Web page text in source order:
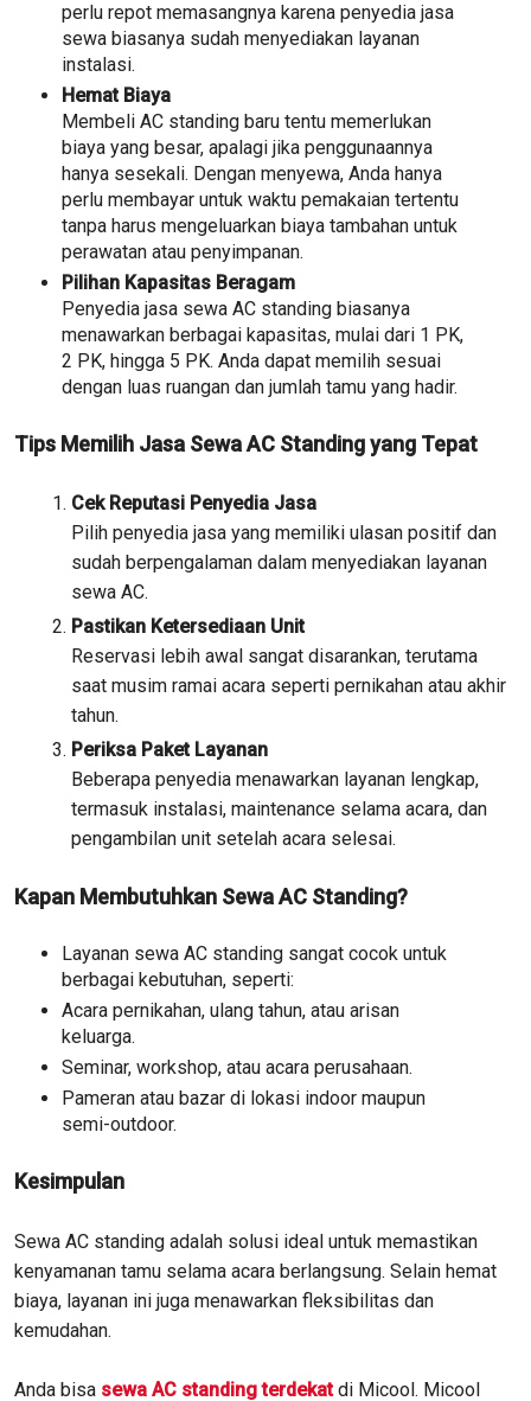
perlu repot memasangnya karena penyedia jasa
sewa biasanya sudah menyediakan layanan
instalasi.
Hemat Biaya
Membeli AC standing baru tentu memerlukan
biaya yang besar, apalagi jika penggunaannya
hanya sesekali. Dengan menyewa, Anda hanya
perlu membayar untuk waktu pemakaian tertentu
tanpa harus mengeluarkan biaya tambahan untuk
perawatan atau penyimpanan.
Pilihan Kapasitas Beragam
Penyedia jasa sewa AC standing biasanya
menawarkan berbagai kapasitas, mulai dari 1 PK,
2 PK, hingga 5 PK. Anda dapat memilih sesuai
dengan luas ruangan dan jumlah tamu yang hadir.
Tips Memilih Jasa Sewa AC Standing yang Tepat
Cek Reputasi Penyedia Jasa
Pilih penyedia jasa yang memiliki ulasan positif dan
sudah berpengalaman dalam menyediakan layanan
sewa AC.
Pastikan Ketersediaan Unit
Reservasi lebih awal sangat disarankan, terutama
saat musim ramai acara seperti pernikahan atau akhir
tahun.
Periksa Paket Layanan
Beberapa penyedia menawarkan layanan lengkap,
termasuk instalasi, maintenance selama acara, dan
pengambilan unit setelah acara selesai.
Kapan Membutuhkan Sewa AC Standing?
Layanan sewa AC standing sangat cocok untuk
berbagai kebutuhan, seperti:
Acara pernikahan, ulang tahun, atau arisan
keluarga.
Seminar, workshop, atau acara perusahaan.
Pameran atau bazar di lokasi indoor maupun
semi-outdoor.
Kesimpulan
Sewa AC standing adalah solusi ideal untuk memastikan
kenyamanan tamu selama acara berlangsung. Selain hemat
biaya, layanan ini juga menawarkan fleksibilitas dan
kemudahan.
Anda bisa sewa AC standing terdekatdi Micool. Micool